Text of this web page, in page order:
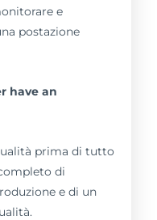
e
postazione
have an
prima di tutto
di
e di un